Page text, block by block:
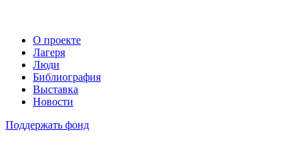
О проекте
Лагеря
Люди
Библиография
Выставка
Новости
Поддержать фонд